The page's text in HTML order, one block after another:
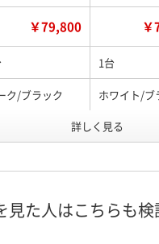
￥79,800
1台
ク/ブラック ホワイト/ブ
E686039
ご注文いただけ
現在ご注文
詳しく見る
見た人はこちらも